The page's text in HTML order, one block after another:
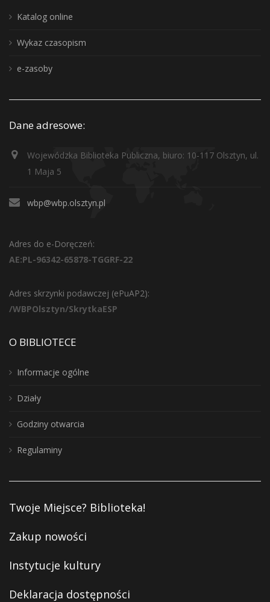
Katalog online
Wykaz czasopism
e-zasoby
Dane adresowe:
Wojewódzka Biblioteka Publiczna, biuro: 10-117 Olsztyn, ul.
1 Maja 5
wbp@wbp.olsztyn.pl
Adres do e-Doręczeń:
AE:PL-96342-65878-TGGRF-22
Adres skrzynki podawczej (ePuAP2):
/WBPOlsztyn/SkrytkaESP
O BIBLIOTECE
Informacje ogólne
Działy
Godziny otwarcia
Regulaminy
Twoje Miejsce? Biblioteka!
Zakup nowości
Instytucje kultury
Deklaracja dostępności